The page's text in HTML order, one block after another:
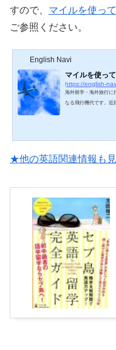
すので、 マイルを使っ
ご参照ください。
English Navi
マイルを使っ
https://english-
海外留学・海外旅行に
なる飛行機代です。近
い・・・でも飛行機に
★他の英語関連情報も